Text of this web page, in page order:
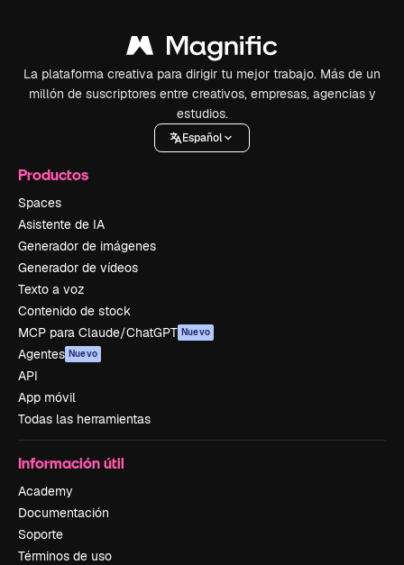
La plataforma creativa para dirigir tu mejor trabajo. Más de un
millón de suscriptores entre creativos, empresas, agencias y
estudios.
Español
Productos
Spaces
Asistente de IA
Generador de imágenes
Generador de vídeos
Texto a voz
Contenido de stock
MCP para Claude/ChatGPT Nuevo
Agentes Nuevo
API
App móvil
Todas las herramientas
Información útil
Academy
Documentación
Soporte
Términos de uso